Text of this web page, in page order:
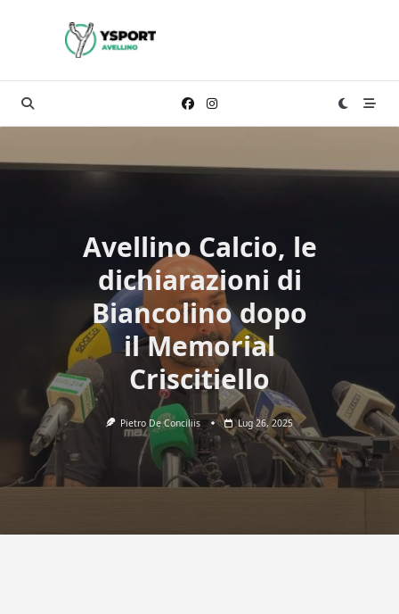
Avellino Calcio, le
dichiarazioni di
Biancolino dopo
il Memorial
Criscitiello
Pietro De Conciliis Lug 26, 2025